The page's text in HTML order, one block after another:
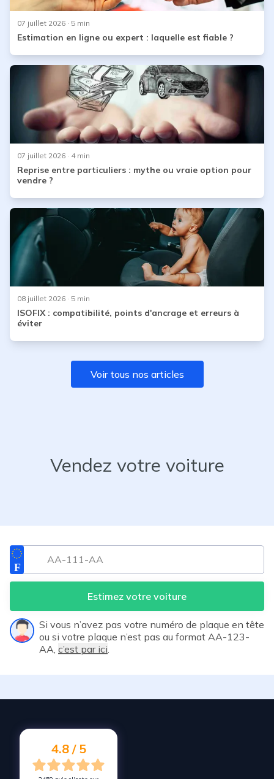
07 juillet 2026 · 5 min
Estimation en ligne ou expert : laquelle est fiable ?
07 juillet 2026 · 4 min
Reprise entre particuliers : mythe ou vraie option pour
vendre ?
08 juillet 2026 · 5 min
ISOFIX : compatibilité, points d'ancrage et erreurs à
éviter
Voir tous nos articles
Vendez votre voiture
Estimez votre voiture
Si vous n’avez pas votre numéro de plaque en tête
ou si votre plaque n’est pas au format AA-123-
AA, c’est par ici.
4.8 / 5